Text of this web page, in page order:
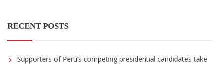
RECENT POSTS
Supporters of Peru’s competing presidential candidates take